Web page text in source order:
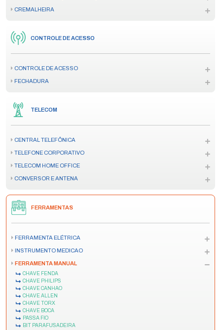
CREMALHEIRA
CONTROLE DE ACESSO
CONTROLE DE ACESSO
FECHADURA
TELECOM
CENTRAL TELEFÔNICA
TELEFONE CORPORATIVO
TELECOM HOME OFFICE
CONVERSOR E ANTENA
FERRAMENTAS
FERRAMENTA ELÉTRICA
INSTRUMENTO MEDICAO
FERRAMENTA MANUAL
CHAVE FENDA
CHAVE PHILIPS
CHAVE CANHAO
CHAVE ALLEN
CHAVE TORX
CHAVE BOCA
PASSA FIO
BIT PARAFUSADEIRA